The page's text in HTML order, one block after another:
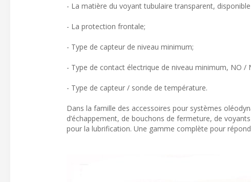
- La matière du voyant tubulaire transparent,
- La protection frontale;
- Type de capteur de niveau minimum;
- Type de contact électrique de niveau minimum, NO /
- Type de capteur / sonde de température.
Dans la famille des accessoires pour systèmes
d’échappement, de bouchons de fermeture, de
pour la lubrification. Une gamme complète pour